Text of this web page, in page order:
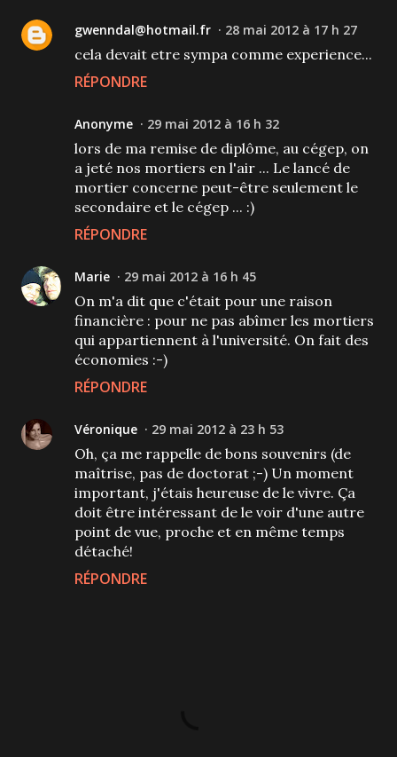
gwenndal@hotmail.fr 28 mai 2012 à 17 h 27
cela devait etre sympa comme experience...
RÉPONDRE
Anonyme 29 mai 2012 à 16 h 32
lors de ma remise de diplôme, au cégep, on
a jeté nos mortiers en l'air ... Le lancé de
mortier concerne peut-être seulement le
secondaire et le cégep ... :)
RÉPONDRE
Marie 29 mai 2012 à 16 h 45
On m'a dit que c'était pour une raison
financière : pour ne pas abîmer les mortiers
qui appartiennent à l'université. On fait des
économies :-)
RÉPONDRE
Véronique 29 mai 2012 à 23 h 53
Oh, ça me rappelle de bons souvenirs (de
maîtrise, pas de doctorat ;-) Un moment
important, j'étais heureuse de le vivre. Ça
doit être intéressant de le voir d'une autre
point de vue, proche et en même temps
détaché!
RÉPONDRE